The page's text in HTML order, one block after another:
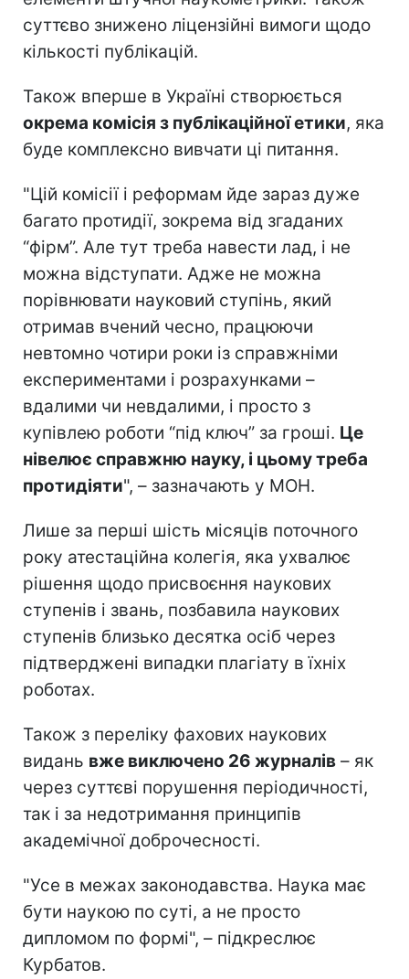
суттєво знижено ліцензійні вимоги щодо
кількості публікацій.
Також вперше в Україні створюється
окрема комісія з публікаційної етики, яка
буде комплексно вивчати ці питання.
"Цій комісії і реформам йде зараз дуже
багато протидії, зокрема від згаданих
“фірм”. Але тут треба навести лад, і не
можна відступати. Адже не можна
порівнювати науковий ступінь, який
отримав вчений чесно, працюючи
невтомно чотири роки із справжніми
експериментами і розрахунками –
вдалими чи невдалими, і просто з
купівлею роботи “під ключ” за гроші. Це
нівелює справжню науку, і цьому треба
протидіяти", – зазначають у МОН.
Лише за перші шість місяців поточного
року атестаційна колегія, яка ухвалює
рішення щодо присвоєння наукових
ступенів і звань, позбавила наукових
ступенів близько десятка осіб через
підтверджені випадки плагіату в їхніх
роботах.
Також з переліку фахових наукових
видань вже виключено 26 журналів – як
через суттєві порушення періодичності,
так і за недотримання принципів
академічної доброчесності.
"Усе в межах законодавства. Наука має
бути наукою по суті, а не просто
дипломом по формі", – підкреслює
Курбатов.